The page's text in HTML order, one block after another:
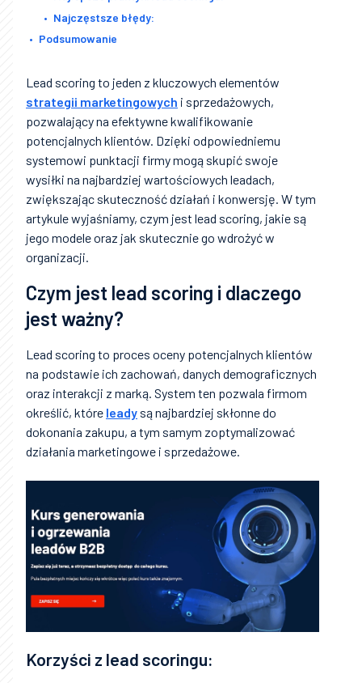
Najczęstsze błędy:
Podsumowanie
Lead scoring to jeden z kluczowych elementów
strategii marketingowych i sprzedażowych,
pozwalający na efektywne kwalifikowanie
potencjalnych klientów. Dzięki odpowiedniemu
systemowi punktacji firmy mogą skupić swoje
wysiłki na najbardziej wartościowych leadach,
zwiększając skuteczność działań i konwersję. W tym
artykule wyjaśniamy, czym jest lead scoring, jakie są
jego modele oraz jak skutecznie go wdrożyć w
organizacji.
Czym jest lead scoring i dlaczego
jest ważny?
Lead scoring to proces oceny potencjalnych klientów
na podstawie ich zachowań, danych demograficznych
oraz interakcji z marką. System ten pozwala firmom
określić, które leady są najbardziej skłonne do
dokonania zakupu, a tym samym zoptymalizować
działania marketingowe i sprzedażowe.
Korzyści z lead scoringu: